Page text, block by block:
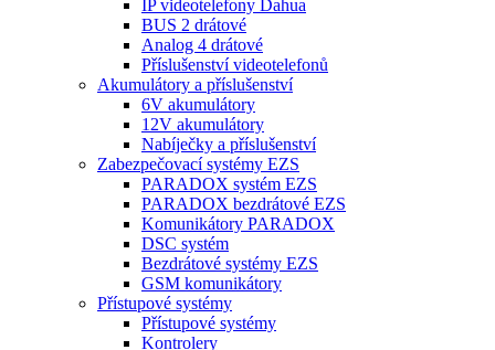
IP videotelefony Dahua
BUS 2 drátové
Analog 4 drátové
Příslušenství videotelefonů
Akumulátory a příslušenství
6V akumulátory
12V akumulátory
Nabíječky a příslušenství
Zabezpečovací systémy EZS
PARADOX systém EZS
PARADOX bezdrátové EZS
Komunikátory PARADOX
DSC systém
Bezdrátové systémy EZS
GSM komunikátory
Přístupové systémy
Přístupové systémy
Kontrolery